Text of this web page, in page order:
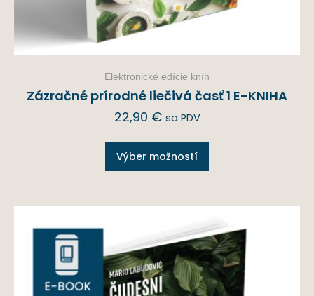
Elektronické edície kníh
Zázračné prírodné liečivá časť 1 E-KNIHA
22,90 € sa PDV
Výber možností